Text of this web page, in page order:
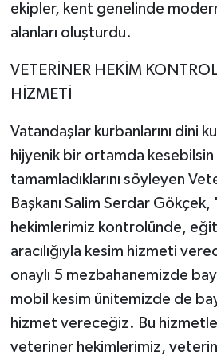
ekipler, kent genelinde
alanları oluşturdu.
VETERİNER HEKİM
HİZMETİ
Vatandaşlar kurbanlarını dini
hijyenik bir ortamda kesebilsin
tamamladıklarını söyleyen
Başkanı Salim Serdar
hekimlerimiz kontrolünde,
aracılığıyla kesim hizmeti
onaylı 5 mezbahanemizde
mobil kesim ünitemizde de
hizmet vereceğiz. Bu
veteriner hekimlerimiz,